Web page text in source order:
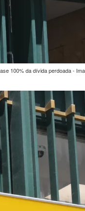
100% da dívida perdoada -